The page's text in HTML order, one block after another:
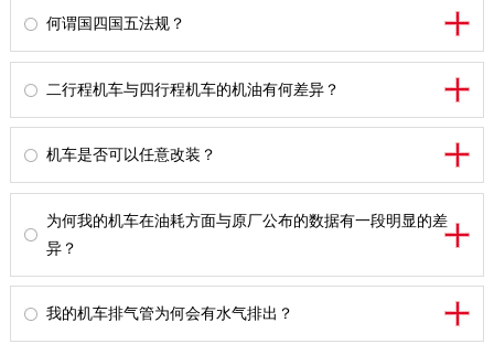
何谓国四国五法规？
二行程机车与四行程机车的机油有何差异？
机车是否可以任意改装？
为何我的机车在油耗方面与原厂公布的数据有一段明显的差
异？
我的机车排气管为何会有水气排出？